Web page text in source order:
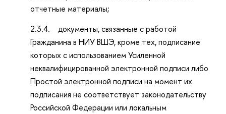
отчетные материалы;
2.3.4. документы, связанные с работой
Гражданина в НИУ ВШЭ, кроме тех, подписание
которых с использованием Усиленной
неквалифицированной электронной подписи либо
Простой электронной подписи на момент их
подписания не соответствует законодательству
Российской Федерации или локальным